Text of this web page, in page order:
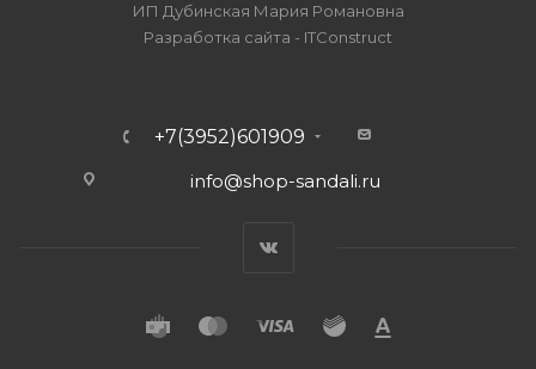
ИП Дубинская Мария Романовна
Разработка сайта - ITConstruct
+7(3952)601909
info@shop-sandali.ru